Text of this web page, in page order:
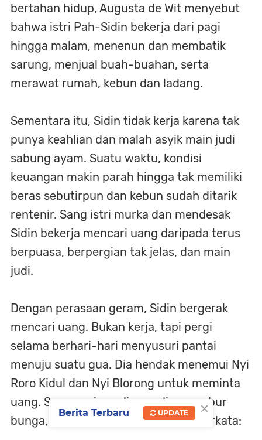
bertahan hidup, Augusta de Wit menyebut
bahwa istri Pah-Sidin bekerja dari pagi
hingga malam, menenun dan membatik
sarung, menjual buah-buahan, serta
merawat rumah, kebun dan ladang.
Sementara itu, Sidin tidak kerja karena tak
punya keahlian dan malah asyik main judi
sabung ayam. Suatu waktu, kondisi
keuangan makin parah hingga tak memiliki
beras sebutirpun dan kebun sudah ditarik
rentenir. Sang istri murka dan mendesak
Sidin bekerja mencari uang daripada terus
berpuasa, berpergian tak jelas, dan main
judi.
Dengan perasaan geram, Sidin bergerak
mencari uang. Bukan kerja, tapi pergi
selama berhari-hari menyusuri pantai
menuju suatu gua. Dia hendak menemui Nyi
Roro Kidul dan Nyi Blorong untuk meminta
uang. Sesampainya di gua, dia menabur
bunga, membakar kemenyan, dan berkata:
×
Berita Terbaru UPDATE